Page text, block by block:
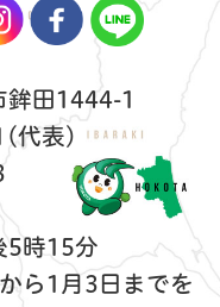
鉾田1444-1
代表)
5時15分
ら1月3日までを